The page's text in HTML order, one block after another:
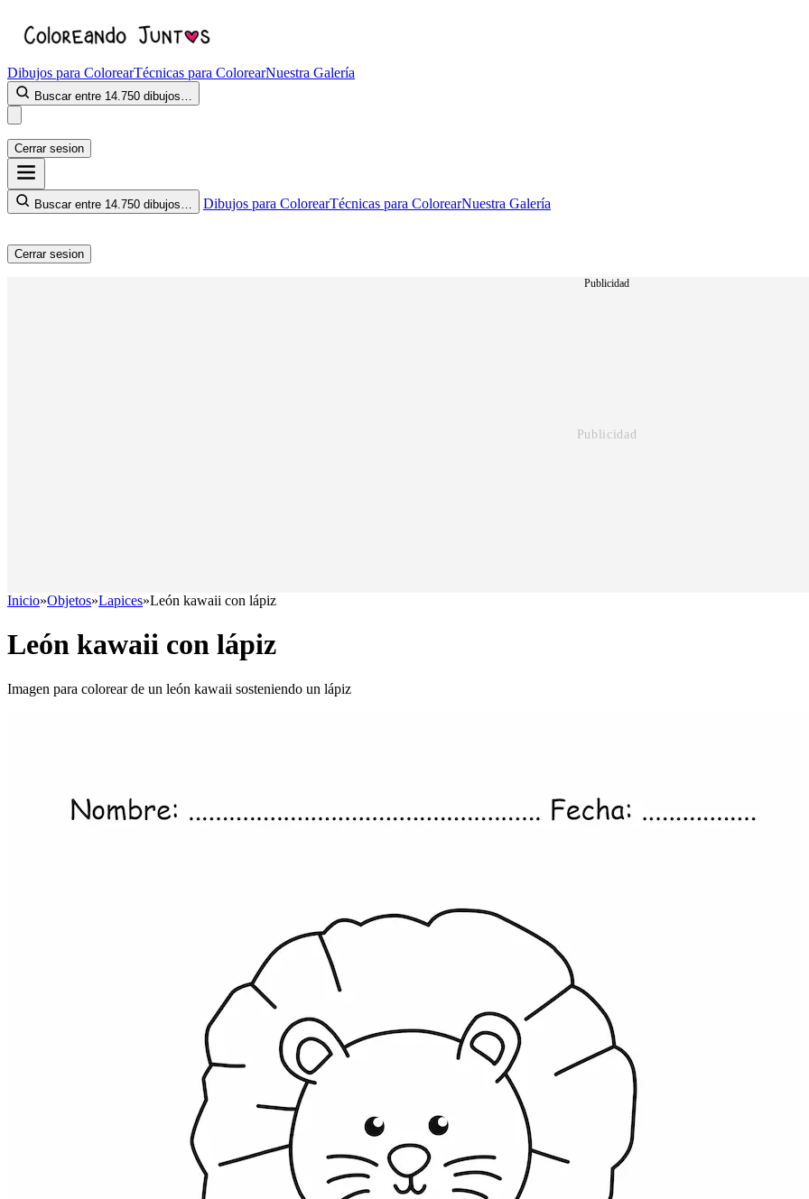
Dibujos para ColorearTécnicas para ColorearNuestra Galería
Buscar entre 14.750 dibujos…
Cerrar sesion
Buscar entre 14.750 dibujos… Dibujos para ColorearTécnicas para ColorearNuestra Galería
Cerrar sesion
Publicidad
Inicio»Objetos»Lapices»León kawaii con lápiz
León kawaii con lápiz
Imagen para colorear de un león kawaii sosteniendo un lápiz